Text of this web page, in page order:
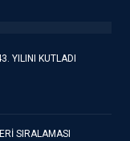
YILINI KUTLADI
SIRALAMASI